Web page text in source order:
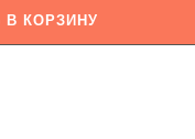
В КОРЗИНУ